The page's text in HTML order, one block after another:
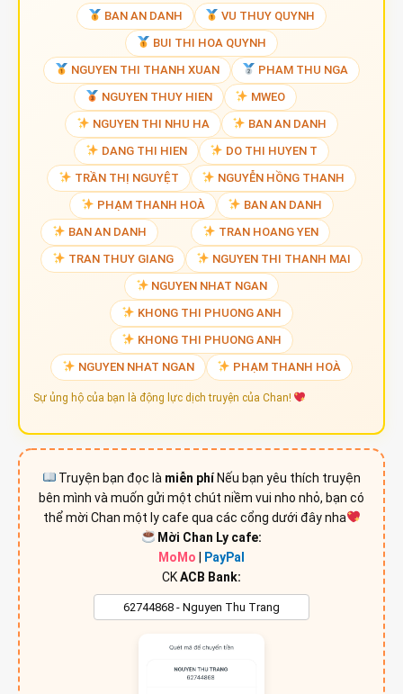
BAN AN DANH
VU THUY QUYNH
BUI THI HOA QUYNH
NGUYEN THI THANH XUAN
PHAM THU NGA
NGUYEN THUY HIEN
MWEO
NGUYEN THI NHU HA
BAN AN DANH
DANG THI HIEN
DO THI HUYEN T
TRẦN THỊ NGUYỆT
NGUYỄN HỒNG THANH
PHẠM THANH HOÀ
BAN AN DANH
BAN AN DANH
TRAN HOANG YEN
TRAN THUY GIANG
NGUYEN THI THANH MAI
NGUYEN NHAT NGAN
KHONG THI PHUONG ANH
KHONG THI PHUONG ANH
NGUYEN NHAT NGAN
PHẠM THANH HOÀ
Sự ủng hộ của bạn là động lực dịch truyện của Chan!
Truyện bạn đọc là miễn phíNếu bạn yêu thích truyện
bên mình và muốn gửi một chút niềm vui nho nhỏ, bạn có
thể mời Chan một ly cafe qua các cổng dưới đây nha
Mời Chan Ly cafe:
MoMo
PayPal
CKACB Bank: